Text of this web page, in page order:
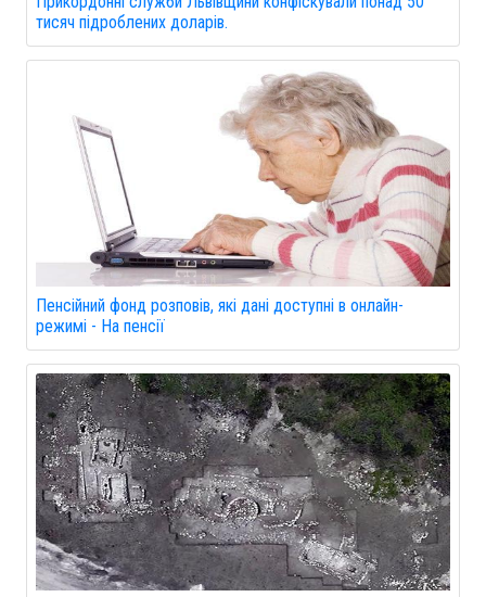
тисяч підроблених доларів.
Пенсійний фонд розповів, які дані доступні в онлайн-
режимі - На пенсії